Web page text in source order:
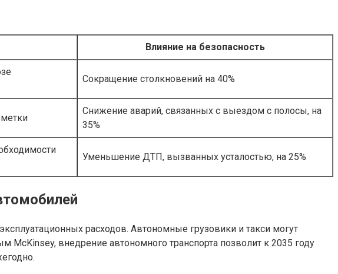
Влияние на безопасность
Сокращение столкновений на 40%
Снижение аварий, связанных с выездом с полосы, на
35%
Уменьшение ДТП, вызванных усталостью, на 25%
расходов. Автономные грузовики и такси могут
внедрение автономного транспорта позволит к 2035 году